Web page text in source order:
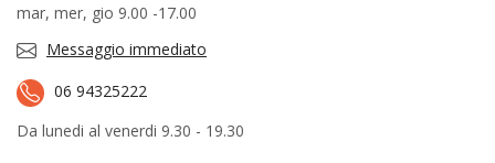
mar, mer, gio 9.00 -17.00
Messaggio immediato
06 94325222
Da lunedi al venerdi 9.30 - 19.30